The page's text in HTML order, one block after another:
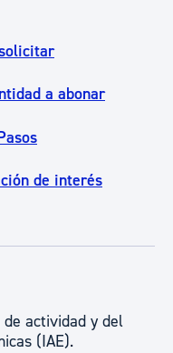
a abonar
de interés
actividad y del
(IAE).